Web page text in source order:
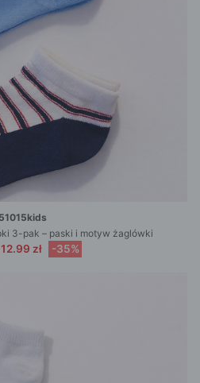
51015kids
3-pak – paski i motyw żaglówki
12.99 zł -35%